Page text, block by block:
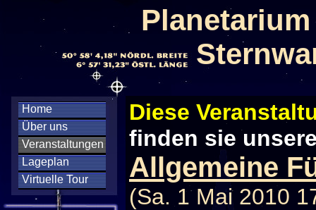
Home
Über uns
Veranstaltungen
Lageplan
Virtuelle Tour
Diese
finden sie
Allgemeine
(Sa. 1 Mai 2010